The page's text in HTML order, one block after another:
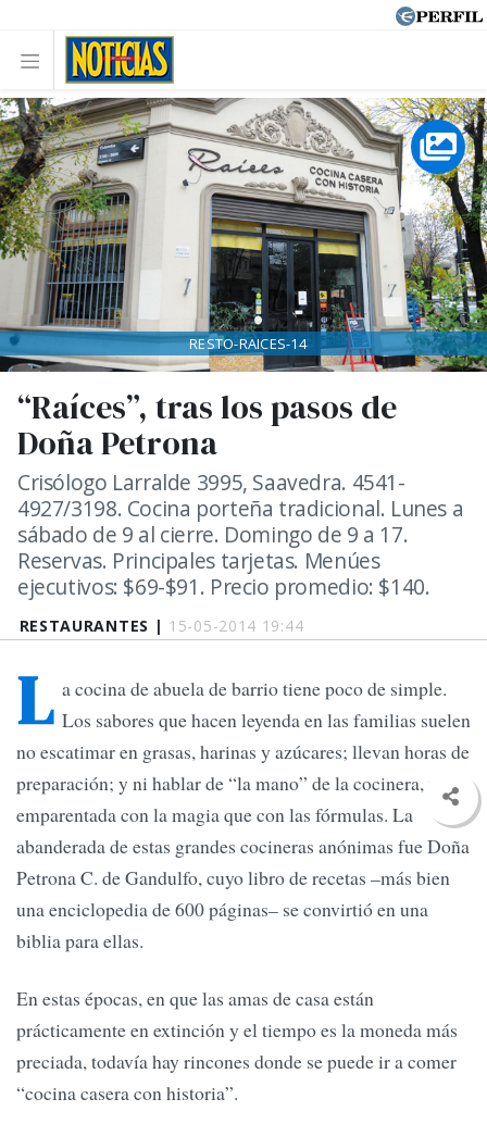
RESTAURANTES | 15-05-2014 19:44
“Raíces”, tras los pasos de
Doña Petrona
Crisólogo Larralde 3995, Saavedra. 4541-
4927/3198. Cocina porteña tradicional. Lunes a
sábado de 9 al cierre. Domingo de 9 a 17.
Reservas. Principales tarjetas. Menúes
ejecutivos: $69-$91. Precio promedio: $140.
RESTO-RAICES-14
L a cocina de abuela de barrio tiene poco de simple.
Los sabores que hacen leyenda en las familias suelen
no escatimar en grasas, harinas y azúcares; llevan horas de
preparación; y ni hablar de “la mano” de la cocinera, más
emparentada con la magia que con las fórmulas. La
abanderada de estas grandes cocineras anónimas fue Doña
Petrona C. de Gandulfo, cuyo libro de recetas –más bien
una enciclopedia de 600 páginas– se convirtió en una
biblia para ellas.
En estas épocas, en que las amas de casa están
prácticamente en extinción y el tiempo es la moneda más
preciada, todavía hay rincones donde se puede ir a comer
“cocina casera con historia”.